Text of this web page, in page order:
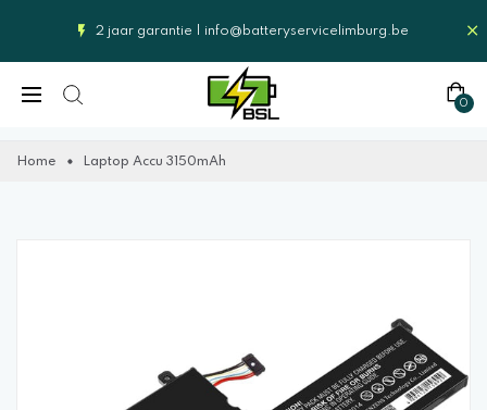
2 jaar garantie | info@batteryservicelimburg.be
0
Home Laptop Accu 3150mAh